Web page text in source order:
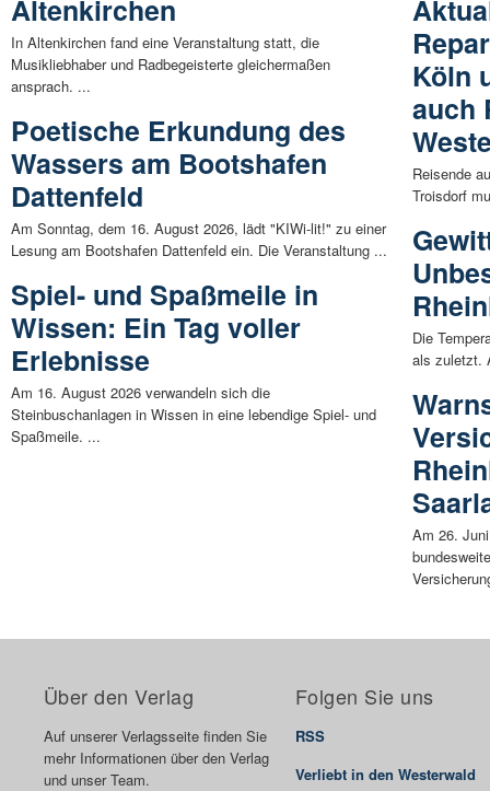
Altenkirchen
In Altenkirchen fand eine Veranstaltung statt, die
Musikliebhaber und Radbegeisterte gleichermaßen
ansprach. ...
Poetische Erkundung des
Wassers am Bootshafen
Dattenfeld
Am Sonntag, dem 16. August 2026, lädt "KIWi-lit!" zu einer
Lesung am Bootshafen Dattenfeld ein. Die Veranstaltung ...
Spiel- und Spaßmeile in
Wissen: Ein Tag voller
Erlebnisse
Am 16. August 2026 verwandeln sich die
Steinbuschanlagen in Wissen in eine lebendige Spiel- und
Spaßmeile. ...
Köln
auch
Reisende
Troisdorf
Die
als zuletzt.
Am 26.
Über den Verlag
Auf unserer Verlagsseite finden Sie
mehr Informationen über den Verlag
und unser Team.
Folgen Sie uns
RSS
Verliebt in den Westerwald